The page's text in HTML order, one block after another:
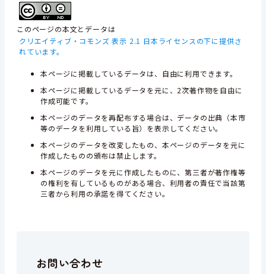
このページの本文とデータは
クリエイティブ・コモンズ 表示 2.1 日本ライセンスの下に提供さ
れています。
本ページに掲載しているデータは、自由に利用できます。
本ページに掲載しているデータを元に、2次著作物を自由に
作成可能です。
本ページのデータを再配布する場合は、データの出典（本市
等のデータを利用している旨）を表示してください。
本ページのデータを改変したもの、本ページのデータを元に
作成したものの頒布は禁止します。
本ページのデータを元に作成したものに、第三者が著作権等
の権利を有しているものがある場合、利用者の責任で当該第
三者から利用の承諾を得てください。
お問い合わせ